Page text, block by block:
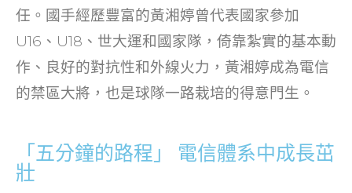
任。國手經歷豐富的黃湘婷曾代表國家參加
U16、U18、世大運和國家隊，倚靠紮實的基本動
作、良好的對抗性和外線火力，黃湘婷成為電信
的禁區大將，也是球隊一路栽培的得意門生。
「五分鐘的路程」 電信體系中成長茁
壯